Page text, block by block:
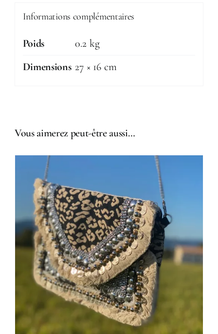
Informations complémentaires
Poids
0.2 kg
Dimensions 27 × 16 cm
Vous aimerez peut-être aussi…